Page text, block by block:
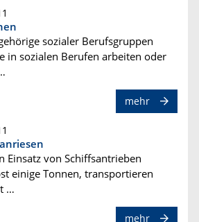
sozialer Berufsgruppen
in sozialen Berufen arbeiten oder
mehr
Einsatz von Schiffsantrieben
einige Tonnen, transportieren
…
mehr